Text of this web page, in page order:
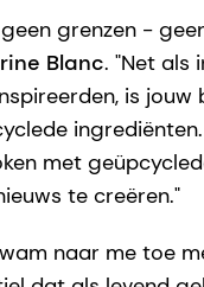
grenzen -
Blanc. "Net als
is
met
te creëren."
naar me toe